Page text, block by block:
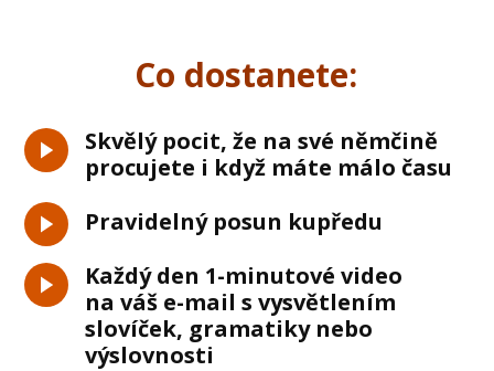
Co dostanete:
Skvělý pocit, že na své němčině
procujete i když máte málo času
Pravidelný posun kupředu
Každý den 1-minutové video
na váš e-mail s vysvětlením
slovíček, gramatiky nebo
výslovnosti